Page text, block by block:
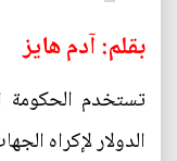
بقلم: آدم هايز
تستخدم الحكومة
الدولار لإكراه